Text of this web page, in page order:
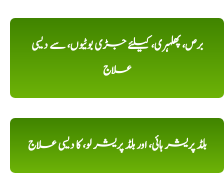
برص، پھلہری، کیلئے جڑی بوٹیوں، سے دیسی
علاج
بلڈ پریشر ہائی، اور بلڈ پریشر لو، کا دیسی علاج